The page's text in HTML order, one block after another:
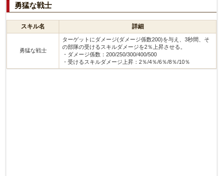
勇猛な戦士
スキル名 詳細
勇猛な戦士
ターゲットにダメージ(ダメージ係数200)を与え、3秒間、そ
の部隊の受けるスキルダメージを2％上昇させる。
・ダメージ係数：200/250/300/400/500
・受けるスキルダメージ上昇：2％/4％/6％/8％/10％